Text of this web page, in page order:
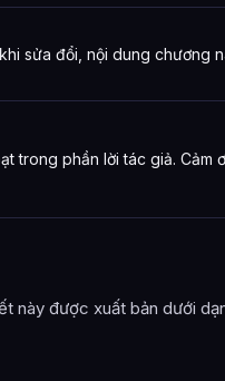
sửa đổi, nội dung chương
trong phần lời tác giả.
này được xuất bản dưới